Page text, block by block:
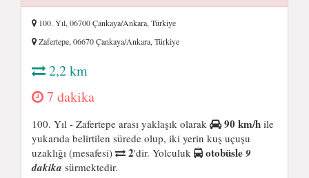
100. Yıl, 06700 Çankaya/Ankara, Türkiye
Zafertepe, 06670 Çankaya/Ankara, Türkiye
2,2 km
7 dakika
100. Yıl - Zafertepe arası yaklaşık olarak 90 km/h ile
yukarıda belirtilen sürede olup, iki yerin kuş uçuşu
uzaklığı (mesafesi)
2'dir. Yolculuk otobüsle9
dakika sürmektedir.